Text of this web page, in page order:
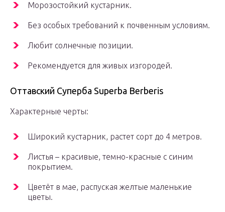
Морозостойкий кустарник.
Без особых требований к почвенным условиям.
Любит солнечные позиции.
Рекомендуется для живых изгородей.
Оттавский Суперба Superba Berberis
Характерные черты:
Широкий кустарник, растет сорт до 4 метров.
Листья – красивые, темно-красные с синим
покрытием.
Цветёт в мае, распуская желтые маленькие
цветы.